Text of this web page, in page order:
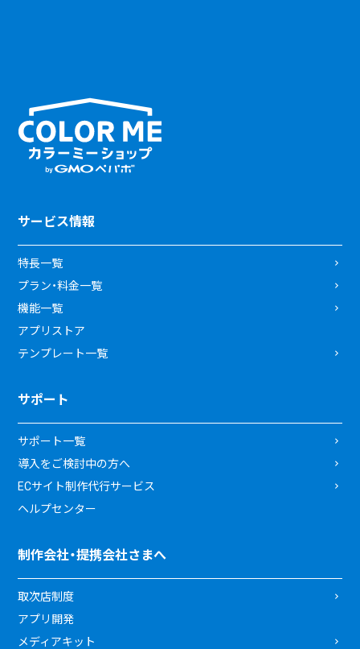
サービス情報
特長一覧
プラン・料金一覧
機能一覧
アプリストア
テンプレート一覧
サポート
サポート一覧
導入をご検討中の方へ
ECサイト制作代行サービス
ヘルプセンター
制作会社・提携会社さまへ
取次店制度
アプリ開発
メディアキット